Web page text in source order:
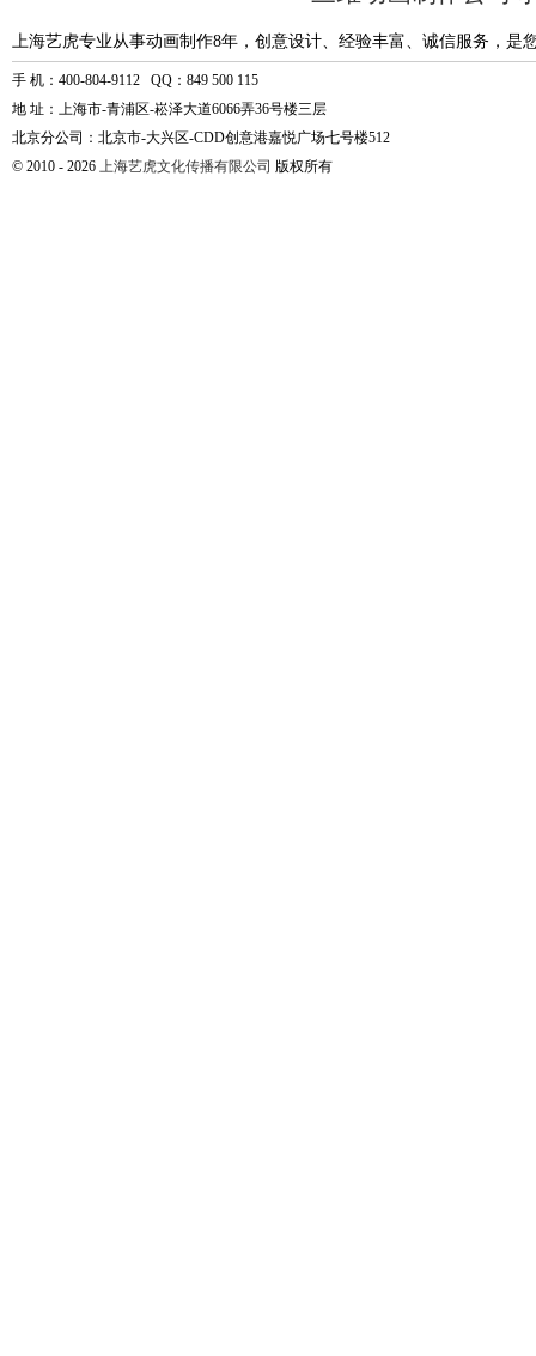
上海艺虎专业从事动画制作8年，创意设计、经验丰富、诚信服务，是
手 机：400-804-9112 QQ：849 500 115
地 址：上海市-青浦区-崧泽大道6066弄36号楼三层
北京分公司：北京市-大兴区-CDD创意港嘉悦广场七号楼512
© 2010 - 2026 上海艺虎文化传播有限公司 版权所有